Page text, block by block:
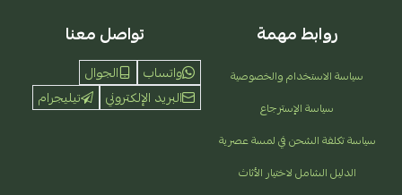
روابط مهمة
سياسة الاستخدام والخصوصية
سياسة الإسترجاع
سياسة تكلفة الشحن في لمسة عصرية
الدليل الشامل لاختيار الأثاث
تواصل معنا
واتساب
الجوال
البريد الإلكتروني
تيليجرام